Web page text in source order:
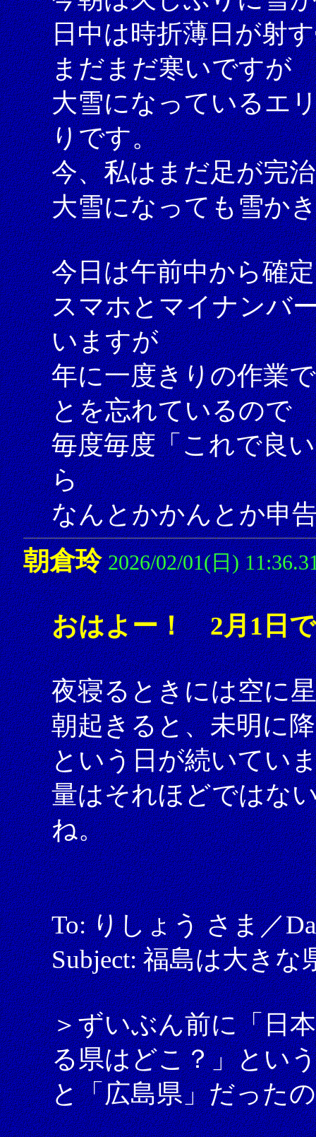
日中は時折薄日が射
まだまだ寒いですが
大雪になっているエ
りです。
今、私はまだ足が完
大雪になっても雪か
今日は午前中から確
スマホとマイナンバ
いますが
年に一度きりの作業
とを忘れているので
毎度毎度「これで良
ら
なんとかかんとか申
朝倉玲 2026/02/01(日)
おはよー！ 2月1日
夜寝るときには空に
朝起きると、未明に
という日が続いてい
量はそれほどではな
ね。
To: りしょう さま／
Subject: 福島は大きな
＞ずいぶん前に「日
る県はどこ？」とい
と「広島県」だった